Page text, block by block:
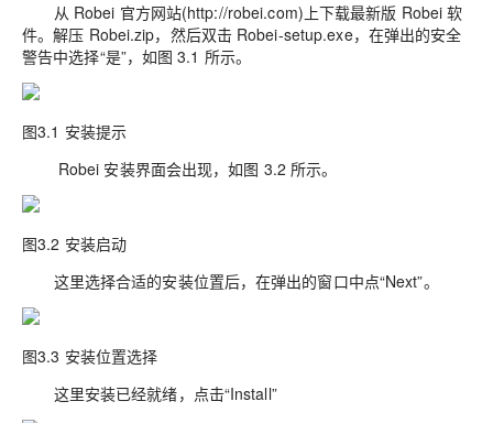
从 Robei 官方网站(http://robei.com)上下载最新版 Robei 软
件。解压 Robei.zip，然后双击 Robei-setup.exe，在弹出的安全
警告中选择“是”，如图 3.1 所示。
图3.1 安装提示
Robei 安装界面会出现，如图 3.2 所示。
图3.2 安装启动
这里选择合适的安装位置后，在弹出的窗口中点“Next”。
图3.3 安装位置选择
这里安装已经就绪，点击“Install”